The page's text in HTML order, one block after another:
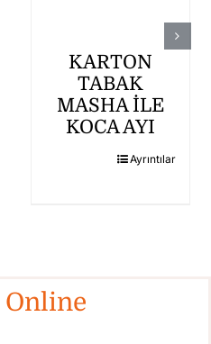
KARTON
TABAK
MASHA İLE
KOCA AYI
Ayrıntılar
Online